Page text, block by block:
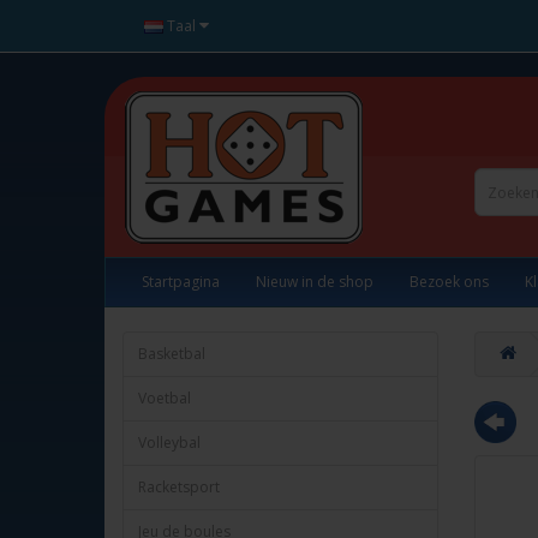
Taal
Startpagina Nieuw in de shop Bezoek ons
Basketbal
Voetbal
Volleybal
Racketsport
Jeu de boules